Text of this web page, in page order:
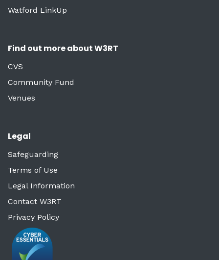
Watford LinkUp
Find out more about W3RT
CVS
Community Fund
Venues
Legal
Safeguarding
Terms of Use
Legal Information
Contact W3RT
Privacy Policy